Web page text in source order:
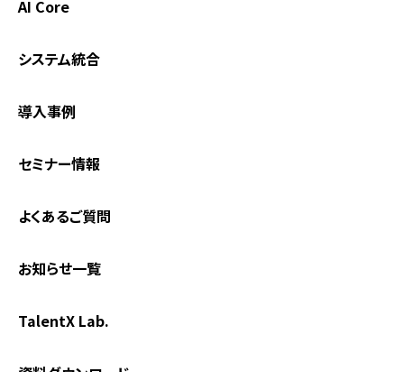
AI Core
システム統合
導入事例
セミナー情報
よくあるご質問
お知らせ一覧
TalentX Lab.